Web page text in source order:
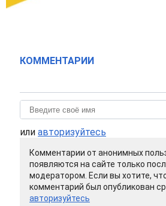
КОММЕНТАРИИ
или авторизуйтесь
Комментарии от анонимных
появляются на сайте только
модератором. Если вы хотите,
комментарий был опубликован
авторизуйтесь